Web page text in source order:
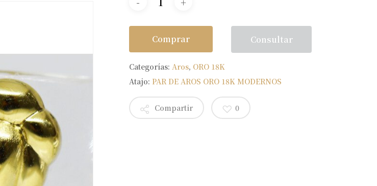
Comprar Consultar
Categorías:Aros, ORO 18K
Atajo:PAR DE AROS ORO 18K MODERNOS
Compartir 0